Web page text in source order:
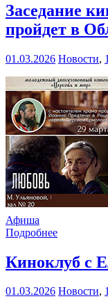
Заседание
пройдет в
01.03.2026 Новости,
Афиша
Подробнее
Киноклуб с
01.03.2026 Новости,